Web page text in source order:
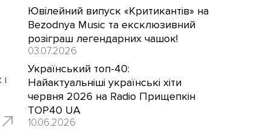
Ювілейний випуск «Критикантів» на
Bezodnya Music та ексклюзивний
розіграш легендарних чашок!
03.07.2026
Український топ-40:
Найактуальніші українські хіти
червня 2026 на Radio Прищепкін
TOP40 UA
10.06.2026